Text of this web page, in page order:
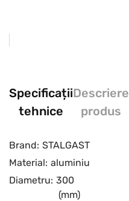
Specificații
tehnice
Descriere
produs
Brand: STALGAST
Material: aluminiu
Diametru: 300
(mm)